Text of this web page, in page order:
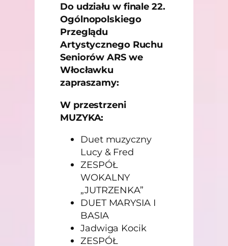
Do udziału w finale 22.
Ogólnopolskiego
Przeglądu
Artystycznego Ruchu
Seniorów ARS we
Włocławku
zapraszamy:
W przestrzeni
MUZYKA:
Duet muzyczny
Lucy & Fred
ZESPÓŁ
WOKALNY
„JUTRZENKA”
DUET MARYSIA I
BASIA
Jadwiga Kocik
ZESPÓŁ